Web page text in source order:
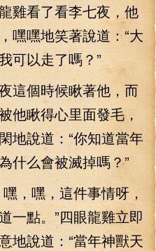
看了看李七夜，他
嘿嘿地笑著說道：“大
可以走了嗎？”
個時候瞅著他，而
他瞅得心里面發毛，
地說道：“你知道當年
什么會被滅掉嗎？”
嘿，這件事情呀，
一點。”四眼龍雞立即
地說道：“當年神獸天